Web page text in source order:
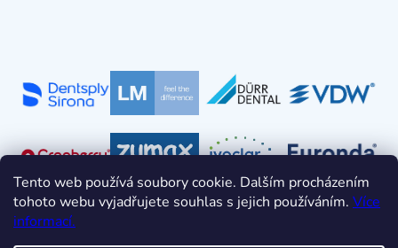
Tento web používá soubory cookie. Dalším procházením
tohoto webu vyjadřujete souhlas s jejich používáním. Více
informací.